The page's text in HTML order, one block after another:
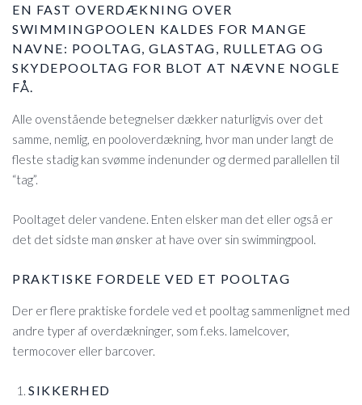
EN FAST OVERDÆKNING OVER
SWIMMINGPOOLEN KALDES FOR MANGE
NAVNE: POOLTAG, GLASTAG, RULLETAG OG
SKYDEPOOLTAG FOR BLOT AT NÆVNE NOGLE
FÅ.
Alle ovenstående betegnelser dækker naturligvis over det
samme, nemlig, en pooloverdækning, hvor man under langt de
fleste stadig kan svømme indenunder og dermed parallellen til
“tag”.
Pooltaget deler vandene. Enten elsker man det eller også er
det det sidste man ønsker at have over sin swimmingpool.
PRAKTISKE FORDELE VED ET POOLTAG
Der er flere praktiske fordele ved et pooltag sammenlignet med
andre typer af overdækninger, som f.eks. lamelcover,
termocover eller barcover.
SIKKERHED